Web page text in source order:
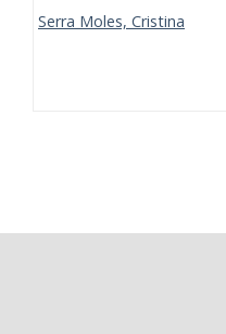
Serra Moles, Cristina